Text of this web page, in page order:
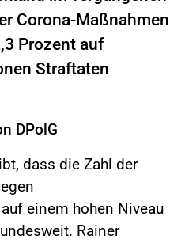
Corona-Maßnahmen
Prozent auf
Straftaten
DPolG
dass die Zahl der
einem hohen Niveau
Rainer